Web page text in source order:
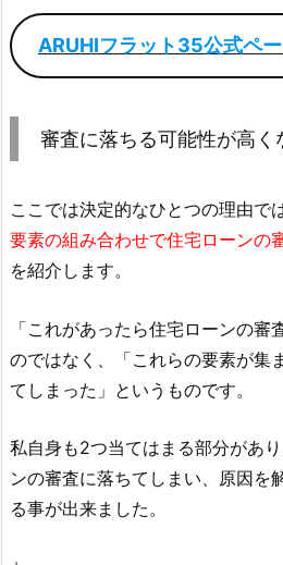
ARUHIフラット35公式ペ
審査に落ちる可能性が高く
ここでは決定的なひとつの理由で
要素の組み合わせで住宅ローンの
を紹介します。
「これがあったら住宅ローンの審
のではなく、「これらの要素が集
てしまった」というものです。
私自身も2つ当てはまる部分があ
ンの審査に落ちてしまい、原因を
る事が出来ました。